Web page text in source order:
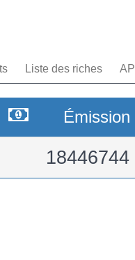
Liste des riches API
Émission
18446744